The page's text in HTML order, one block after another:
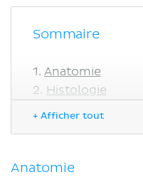
Sommaire
Anatomie
Histologie
+ Afficher tout
Anatomie